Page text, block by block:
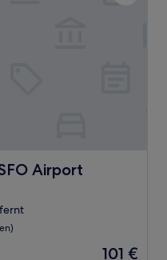
Airport
Der
101 €